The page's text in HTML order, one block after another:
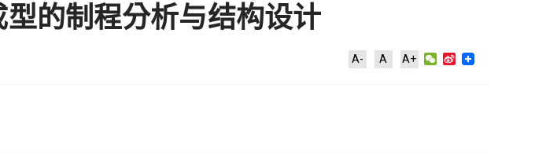
型的制程分析与结构设计
A- A A+ WeChat
Sina